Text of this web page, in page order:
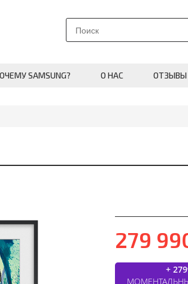
SAMSUNG? О НАС ОТЗЫВЫ
279
+